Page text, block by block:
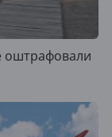
оштрафовали